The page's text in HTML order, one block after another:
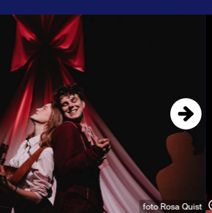
foto Rosa Quist